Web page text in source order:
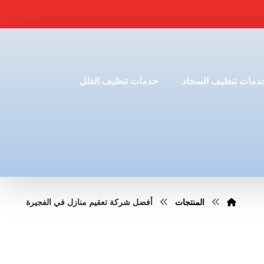
تنظيف السجاد خدمات تنظيف الفلل
المنتجات أفضل شركة تعقيم منازل في الفجيرة